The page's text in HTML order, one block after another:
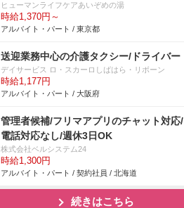
ヒューマンライフケアあいぞめの湯
時給1,370円～
アルバイト・パート / 東京都
送迎業務中心の介護タクシー/ドライバー
デイサービス ロ・スカーロしばはら・リボーン
時給1,177円
アルバイト・パート / 大阪府
管理者候補/フリマアプリのチャット対応/
電話対応なし/週休3日OK
株式会社ベルシステム24
時給1,300円
アルバイト・パート / 契約社員 / 北海道
続きはこちら